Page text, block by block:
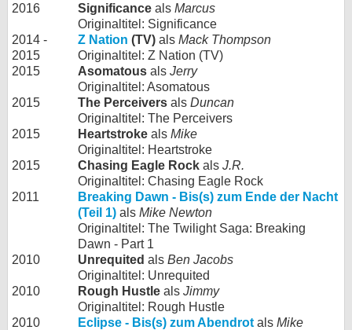
2016 Significance als Marcus
Originaltitel: Significance
2014 -
2015
Z Nation (TV) als Mack Thompson
Originaltitel: Z Nation (TV)
2015
Asomatous als Jerry
Originaltitel: Asomatous
2015
The Perceivers als Duncan
Originaltitel: The Perceivers
2015
Heartstroke als Mike
Originaltitel: Heartstroke
2015
Chasing Eagle Rock als J.R.
Originaltitel: Chasing Eagle Rock
2011
Breaking Dawn - Bis(s) zum Ende der Nacht
(Teil 1) als Mike Newton
Originaltitel: The Twilight Saga: Breaking
Dawn - Part 1
2010
Unrequited als Ben Jacobs
Originaltitel: Unrequited
2010
Rough Hustle als Jimmy
Originaltitel: Rough Hustle
2010
Eclipse - Bis(s) zum Abendrot als Mike